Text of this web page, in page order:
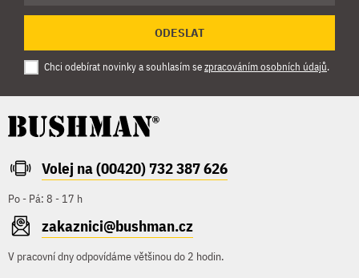
ODESLAT
Chci odebírat novinky a souhlasím sezpracováním osobních údajů.
Volej na (00420) 732 387 626
Po - Pá: 8 - 17 h
zakaznici@bushman.cz
V pracovní dny odpovídáme většinou do 2 hodin.